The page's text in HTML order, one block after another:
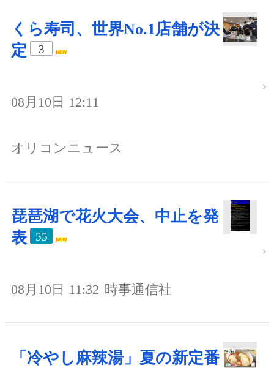
くら寿司、世界No.1店舗が決
定
3
08月10日 12:11
オリコンニュース
琵琶湖で花火大会、中止を発
表
55
08月10日 11:32 時事通信社
「冷やし麻辣湯」夏の新定番